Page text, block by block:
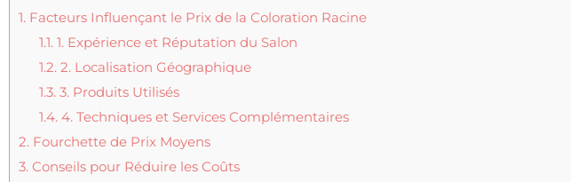
1. Facteurs Influençant le Prix de la Coloration Racine
1.1.1. Expérience et Réputation du Salon
1.2.2. Localisation Géographique
1.3.3. Produits Utilisés
1.4.4. Techniques et Services Complémentaires
2. Fourchette de Prix Moyens
3. Conseils pour Réduire les Coûts